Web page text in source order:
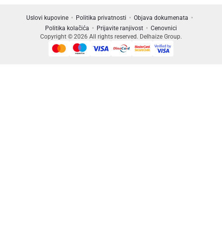
Uslovi kupovine Politika privatnosti
Objava dokumenata
Politika kolačića
Prijavite ranjivost
Cenovnici
Copyright © 2026 All rights reserved. Delhaize Group.